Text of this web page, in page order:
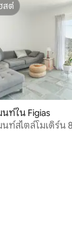
21 รีวิว
สต์
สต์
ท์ใน Figias
ท์สไตล์โมเดิร์น